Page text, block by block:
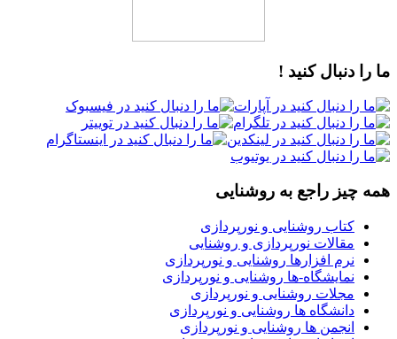
ما را دنبال کنید !
همه چیز راجع به روشنایی
کتاب روشنایی و نورپردازی
مقالات نورپردازی و روشنایی
نرم افزارها روشنایی و نورپردازی
نمایشگاه-ها روشنایی و نورپردازی
مجلات روشنایی و نورپردازی
دانشگاه ها روشنایی و نورپردازی
انجمن ها روشنایی و نورپردازی